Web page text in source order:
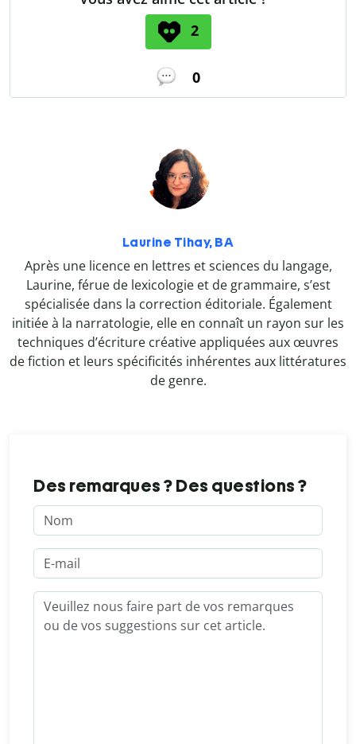
2
0
Laurine Tihay, BA
Après une licence en lettres et sciences du langage,
Laurine, férue de lexicologie et de grammaire, s’est
spécialisée dans la correction éditoriale. Également
initiée à la narratologie, elle en connaît un rayon sur les
techniques d’écriture créative appliquées aux œuvres
de fiction et leurs spécificités inhérentes aux littératures
de genre.
Des remarques ? Des questions ?